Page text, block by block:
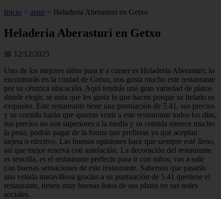
Inicio > astur > Heladeria Aberasturi en Getxo
Heladeria Aberasturi en Getxo
📅 12/12/2025
Uno de los mejores sitios para ir a comer es Heladeria Aberasturi, lo
encontrarás en la ciudad de Getxo, nos gusta mucho este restaurante
por su céntrica ubicación. Aquí tendrás una gran variedad de platos
donde elegir, se nota que les gusta lo que hacen porque su helado es
exquisito. Este restaurante tiene una puntuación de 5.41, sus precios
y su comida harán que quieras venir a este restaurante todos los días,
sus precios no son superiores a la media y su comida merece mucho
la pena, podrás pagar de la forma que prefieras ya que aceptan
tarjeta o efectivo. Las buenas opiniones hace que siempre esté lleno,
así que mejor reserva con antelación. La decoración del restaurante
es sencilla, es el restaurante perfecto para ir con niños, vas a salir
con buenas sensaciones de este restaurante. Sabemos que pasarás
una velada maravillosa gracias a su puntuación de 5.41 quetiene el
restaurante, tienen muy buenas fotos de sus platos en sus redes
sociales.